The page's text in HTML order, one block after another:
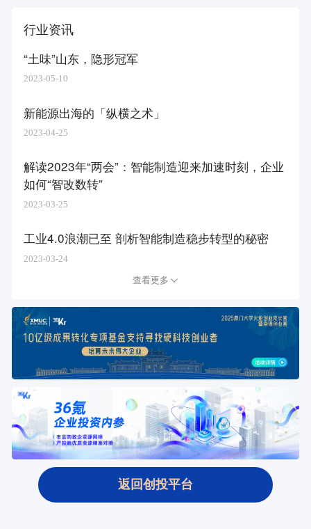
行业资讯
“土味”山东，隐形冠军
2023-05-10
新能源出海的「纵横之术」
2023-04-25
解读2023年“两会”：智能制造迎来加速时刻，企业
如何“智改数转”
2023-03-25
工业4.0浪潮已至 剖析智能制造稳步转型的秘密
2023-03-24
查看更多
返回创投平台